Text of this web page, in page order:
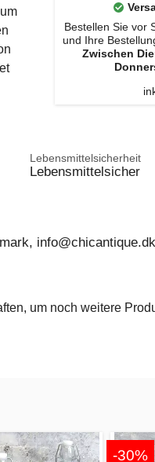
Bestellen Sie vor
und Ihre
Zwischen
Lebensmittelsicherheit
Lebensmittelsicher
info@chicantique.dk
um noch weitere
-30%